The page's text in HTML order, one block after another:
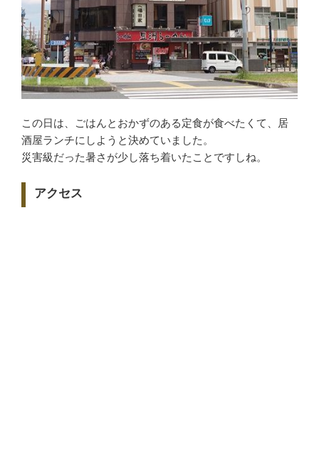
この日は、ごはんとおかずのある定食が食べたくて、居
酒屋ランチにしようと決めていました。
災害級だった暑さが少し落ち着いたことですしね。
アクセス